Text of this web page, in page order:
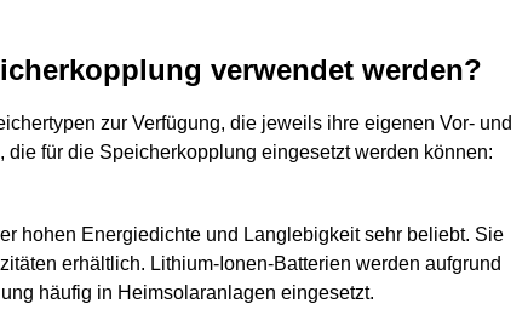
verwendet werden?
zur Verfügung, die jeweils ihre eigenen Vor- und
für die Speicherkopplung eingesetzt werden können:
hohen Energiedichte und Langlebigkeit sehr beliebt. Sie
erhältlich. Lithium-Ionen-Batterien werden aufgrund
häufig in Heimsolaranlagen eingesetzt.